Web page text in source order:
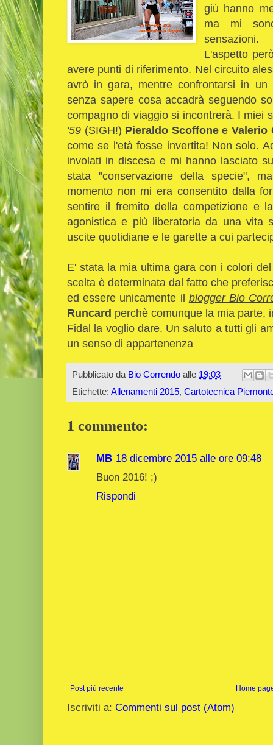
giù hanno
ma mi
sensazioni.
L'aspetto
avere punti di riferimento. Nel circuito
avrò in gara, mentre confrontarsi in un
senza sapere cosa accadrà seguendo
compagno di viaggio si incontrerà. I miei
'59 (SIGH!) Pieraldo ScoffoneeValerio
come se l'età fosse invertita! Non solo.
involati in discesa e mi hanno lasciato
stata "conservazione della specie",
momento non mi era consentito dalla
sentire il fremito della competizione e
agonistica e più liberatoria da una vita
uscite quotidiane e le garette a cui
E' stata la mia ultima gara con i colori
scelta è determinata dal fatto che
ed essere unicamente il blogger Bio
Runcard perchè comunque la mia parte,
Fidal la voglio dare. Un saluto a tutti gli
un senso di appartenenza
Pubblicato da Bio Correndo alle 19:03
Etichette: Allenamenti 2015, Cartotecnica
1 commento:
MB 18 dicembre 2015 alle ore 09:48
Buon 2016! ;)
Rispondi
Post più recente Home
Iscriviti a: Commenti sul post (Atom)